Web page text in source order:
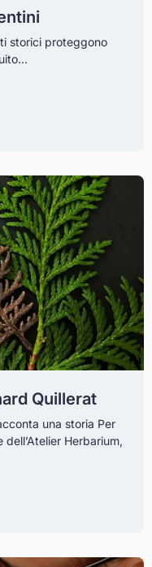
storici proteggono
Quillerat
una storia Per
Herbarium,